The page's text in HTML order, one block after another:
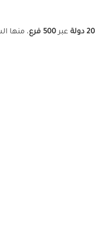
20 دولة عبر500 فرع
، منها